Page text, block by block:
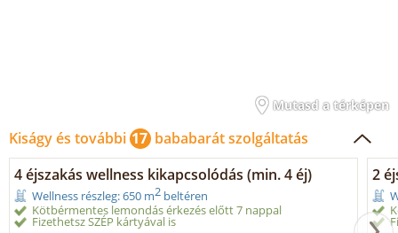
Mutasd a térképen
Kiságy és további 17 bababarát szolgáltatás
4 éjszakás wellness kikapcsolódás (min. 4 éj)
Wellness részleg: 650 m2 beltéren
Kötbérmentes lemondás érkezés előtt 7 nappal
Fizethetsz SZÉP kártyával is
2